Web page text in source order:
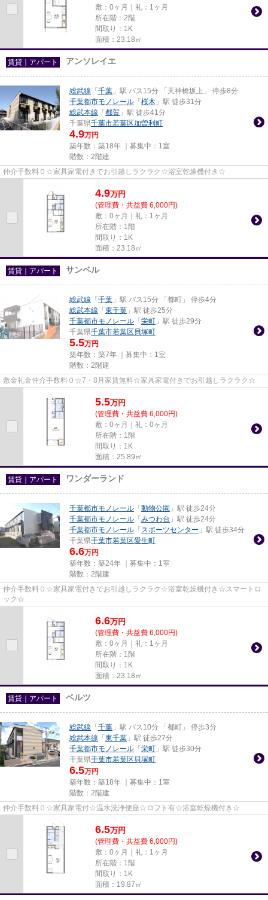
敷：0ヶ月｜礼：1ヶ月
所在階：2階
間取り：1K
面積：23.18㎡
賃貸｜アパート アンソレイエ
総武線 「 千葉 」駅 バス15分 「天神橋坂上」 停歩8分
千葉都市モノレール 「 桜木 」駅 徒歩31分
総武本線 「 都賀 」駅 徒歩41分
千葉県千葉市若葉区加曽利町
4.9万円
築年数：築18年 ｜募集中： 1室
階数：2階建
仲介手数料０☆家具家電付きでお引越しラクラク☆浴室乾燥機付き☆
4.9万円
(管理費・共益費 6,000円)
敷：0ヶ月｜礼：1ヶ月
所在階：1階
間取り：1K
面積：23.18㎡
賃貸｜アパート サンベル
総武線 「 千葉 」駅 バス15分 「都町」 停歩4分
総武本線 「 東千葉 」駅 徒歩25分
千葉都市モノレール 「 栄町 」駅 徒歩29分
千葉県千葉市若葉区 貝塚町
5.5万円
築年数：築7年 ｜募集中： 1室
階数：2階建
敷金礼金仲介手数料０☆7・8月家賃無料☆家具家電付きでお引越しラクラク☆
5.5万円
(管理費・共益費 6,000円)
敷：0ヶ月｜礼：0ヶ月
所在階：1階
間取り：1K
面積：25.89㎡
賃貸｜アパート ワンダーランド
千葉都市モノレール 「 動物公園 」駅 徒歩24分
千葉都市モノレール 「 みつわ台 」駅 徒歩24分
千葉都市モノレール 「 スポーツセンター 」駅 徒歩34分
千葉県千葉市若葉区愛生町
6.6万円
築年数：築24年 ｜募集中： 1室
階数：2階建
仲介手数料０☆家具家電付きでお引越しラクラク☆浴室乾燥機付き☆スマートロ
ック☆
6.6万円
(管理費・共益費 6,000円)
敷：0ヶ月｜礼：1ヶ月
所在階：1階
間取り：1K
面積：23.18㎡
賃貸｜アパート ベルツ
総武線 「 千葉 」駅 バス10分 「都町」 停歩3分
総武本線 「 東千葉 」駅 徒歩27分
千葉都市モノレール 「 栄町 」駅 徒歩30分
千葉県千葉市若葉区 貝塚町
6.5万円
築年数：築18年 ｜募集中： 1室
階数：2階建
仲介手数料０☆家具家電付☆温水洗浄便座☆ロフト有☆浴室乾燥機付き☆
6.5万円
(管理費・共益費 6,000円)
敷：0ヶ月｜礼：1ヶ月
所在階：1階
間取り：1K
面積：19.87㎡